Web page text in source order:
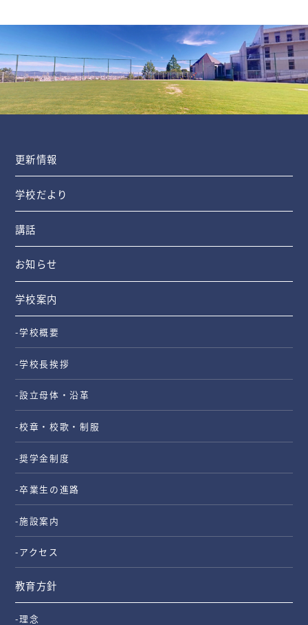
更新情報
学校だより
講話
お知らせ
学校案内
-学校概要
-学校長挨拶
-設立母体・沿革
-校章・校歌・制服
-奨学金制度
-卒業生の進路
-施設案内
-アクセス
教育方針
-理念